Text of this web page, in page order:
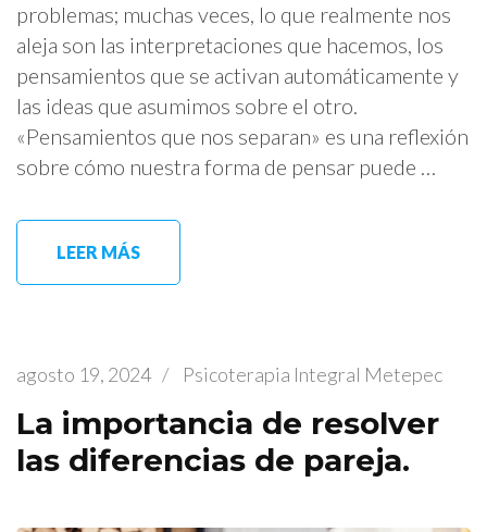
problemas; muchas veces, lo que realmente nos
aleja son las interpretaciones que hacemos, los
pensamientos que se activan automáticamente y
las ideas que asumimos sobre el otro.
«Pensamientos que nos separan» es una reflexión
sobre cómo nuestra forma de pensar puede …
LEER MÁS
agosto 19, 2024 / Psicoterapia Integral Metepec
La importancia de resolver
las diferencias de pareja.